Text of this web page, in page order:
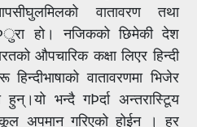
वातावरण तथा
हो। नजिकको छिमेकी देश
औपचारिक कक्षा लिएर हिन्दी
वातावरणमा भिजेर
भन्दै गÞर्दा अन्तरास्टिूय
अपमान गरिएको होईन । हर